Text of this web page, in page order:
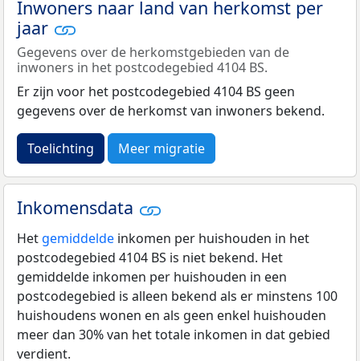
Inwoners naar land van herkomst per
jaar
Gegevens over de herkomstgebieden van de
inwoners in het postcodegebied 4104 BS.
Er zijn voor het postcodegebied 4104 BS geen
gegevens over de herkomst van inwoners bekend.
Toelichting Meer migratie
Inkomensdata
Het gemiddelde inkomen per huishouden in het
postcodegebied 4104 BS is niet bekend. Het
gemiddelde inkomen per huishouden in een
postcodegebied is alleen bekend als er minstens 100
huishoudens wonen en als geen enkel huishouden
meer dan 30% van het totale inkomen in dat gebied
verdient.